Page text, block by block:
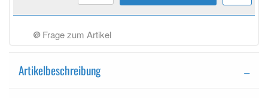
Frage zum Artikel
Artikelbeschreibung